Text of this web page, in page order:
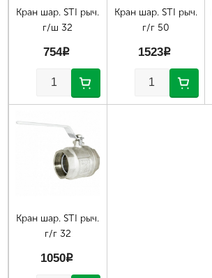
Кран шар. STI рыч.
г/ш 32
754p
Кран шар. STI рыч.
г/г 50
1523p
Кран шар. STI рыч.
г/г 32
1050p